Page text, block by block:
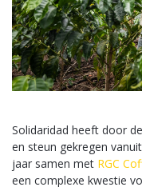
Solidaridad heeft door
en steun gekregen
jaar samen met RGC
een complexe kwestie